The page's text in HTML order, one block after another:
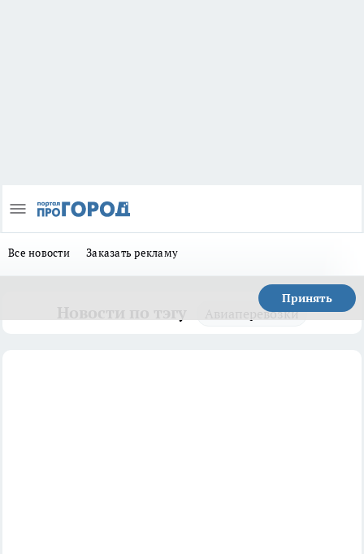
Все новости Заказать рекламу
Принять
Авиаперевозки